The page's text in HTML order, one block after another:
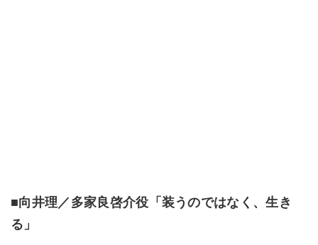
■向井理／多家良啓介役「 装うのではなく、生き
る」